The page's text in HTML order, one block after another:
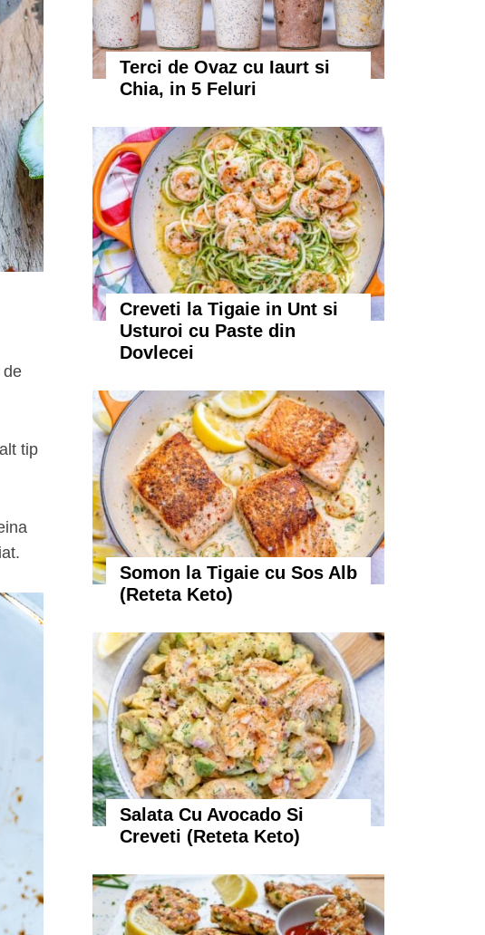
de
tip
Terci de Ovaz cu Iaurt si
Chia, in 5 Feluri
Creveti la Tigaie in Unt si
Usturoi cu Paste din
Dovlecei
Somon la Tigaie cu Sos Alb
(Reteta Keto)
Salata Cu Avocado Si
Creveti (Reteta Keto)